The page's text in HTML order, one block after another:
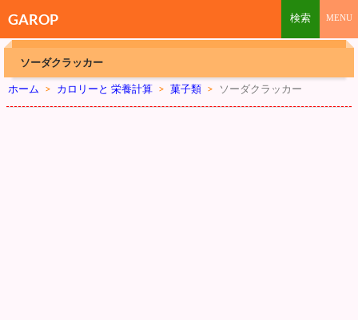
GAROP
ソーダクラッカー
ホーム > カロリーと 栄養計算 > 菓子類 > ソーダクラッカー